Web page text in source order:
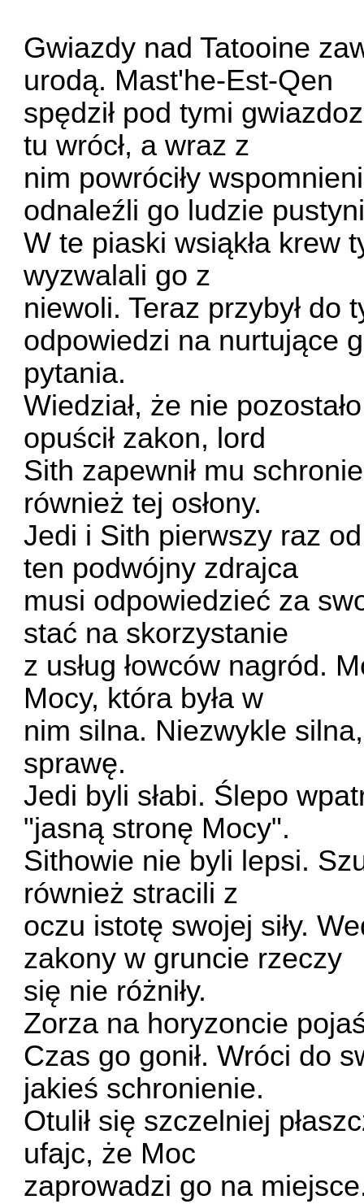
Gwiazdy nad Tatooine
urodą. Mast'he-Est-Qen
spędził pod tymi
tu wrócł, a wraz z
nim powróciły
odnaleźli go ludzie
W te piaski wsiąkła krew
wyzwalali go z
niewoli. Teraz przybył do
odpowiedzi na nurtujące
pytania.
Wiedział, że nie
opuścił zakon, lord
Sith zapewnił mu
również tej osłony.
Jedi i Sith pierwszy raz
ten podwójny zdrajca
musi odpowiedzieć za
stać na skorzystanie
z usług łowców nagród.
Mocy, która była w
nim silna. Niezwykle
sprawę.
Jedi byli słabi. Ślepo
"jasną stronę Mocy".
Sithowie nie byli lepsi.
również stracili z
oczu istotę swojej siły.
zakony w gruncie rzeczy
się nie różniły.
Zorza na horyzoncie
Czas go gonił. Wróci do
jakieś schronienie.
Otulił się szczelniej
ufajc, że Moc
zaprowadzi go na